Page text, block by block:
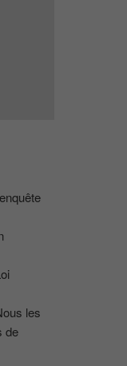
les
de